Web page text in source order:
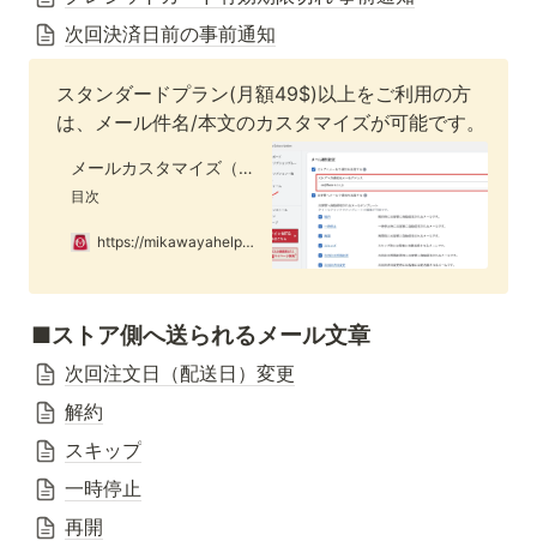
次回決済日前の事前通知
スタンダードプラン(月額49$)以上をご利用の方
は、メール件名/本文のカスタマイズが可能です。
メールカスタマイズ（⚠️スタンダードプラン以上限定）
目次
https://mikawayahelp.oopy.io/e8d2769c-9273-4f11-8792-5ea23cc9209e
■ストア側へ送られるメール文章
次回注文日（配送日）変更
解約
スキップ
一時停止
再開